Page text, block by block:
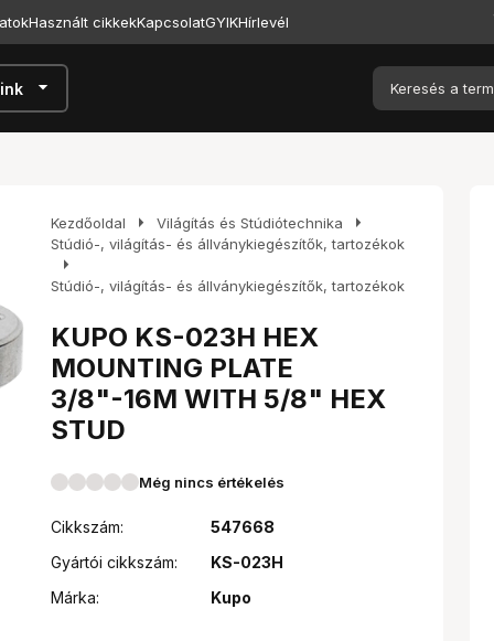
Használt cikkekKapcsolatGYIKHírlevél
arrow_drop_down
Kezdőoldal arrow_right Világítás és Stúdiótechnika arrow_right
Stúdió-, világítás- és állványkiegészítők, tartozékok
arrow_right
Stúdió-, világítás- és állványkiegészítők, tartozékok
KUPO KS-023H HEX
MOUNTING PLATE
3/8"-16M WITH 5/8" HEX
STUD
Még nincs értékelés
Cikkszám:
547668
Gyártói cikkszám:
KS-023H
Márka:
Kupo